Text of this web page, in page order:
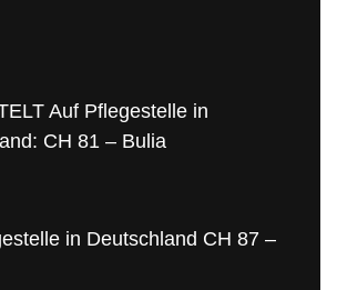
Auf Pflegestelle in
CH 81 – Bulia
in Deutschland CH 87 –